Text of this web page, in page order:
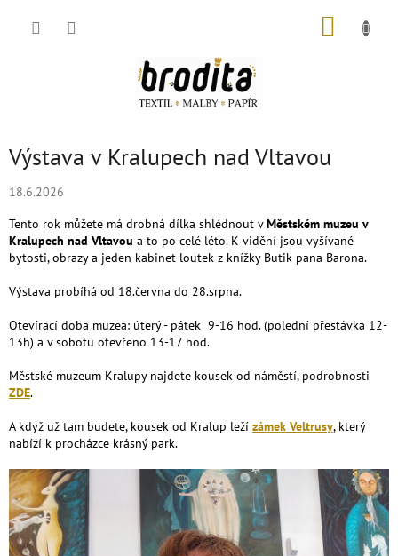
Výstava v Kralupech nad Vltavou
18.6.2026
Tento rok můžete má drobná dílka shlédnout vMěstském muzeu v
Kralupech nad Vltavou a to po celé léto. K vidění jsou vyšívané
bytosti, obrazy a jeden kabinet loutek z knížky Butik pana Barona.
Výstava probíhá od 18.června do 28.srpna.
Otevírací doba muzea: úterý - pátek 9-16 hod. (polední přestávka 12-
13h) a v sobotu otevřeno 13-17 hod.
Městské muzeum Kralupy najdete kousek od náměstí, podrobnosti
ZDE.
A když už tam budete, kousek od Kralup leží zámek Veltrusy, který
nabízí k procházce krásný park.